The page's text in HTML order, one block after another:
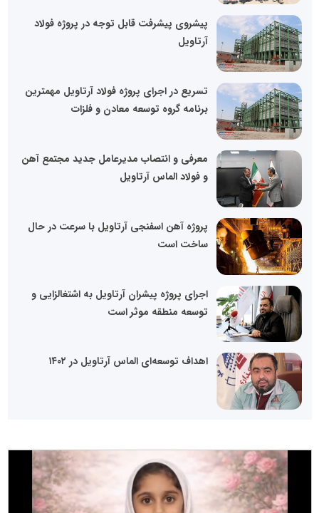
پیشروی پیشرفت قابل توجه در پروژه فولاد
آرتاویل
تسریع در اجرای پروژه فولاد آرتاویل مهمترین
برنامه گروه توسعه معادن و فلزات
معرفی و انتصاب مدیرعامل جدید مجتمع آهن
و فولاد الماس آرتاویل
پروژه آهن اسفنجی آرتاویل با سرعت در حال
ساخت است
اجرای پروژه پیشران آرتاویل به اشتغالزایی و
توسعه منطقه موثر است
اهداف توسعه‌ای الماس آرتاویل در ۱۴۰۲